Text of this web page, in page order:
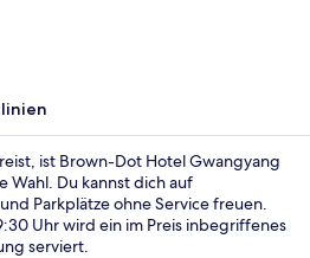
ist Brown-Dot Hotel Gwangyang
Wahl. Du kannst dich auf
Parkplätze ohne Service freuen.
Uhr wird ein im Preis inbegriffenes
serviert.